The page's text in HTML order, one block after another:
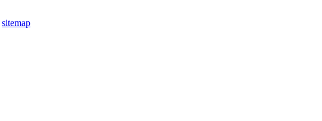
sitemap